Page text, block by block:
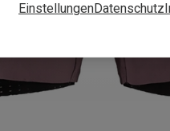
EinstellungenDatenschutz